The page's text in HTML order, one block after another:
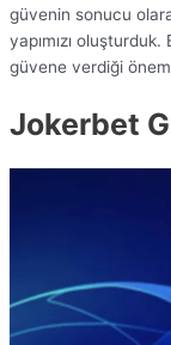
güvenin sonucu
yapımızı
güvene verdiği
Jokerbet